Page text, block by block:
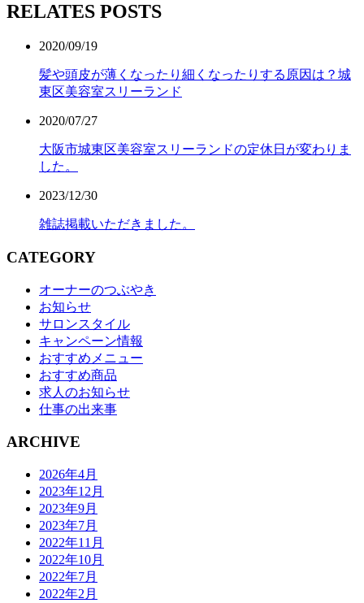
RELATES POSTS
2020/09/19
髪や頭皮が薄くなったり細くなったりする原因は？城
東区美容室スリーランド
2020/07/27
大阪市城東区美容室スリーランドの定休日が変わりま
した。
2023/12/30
雑誌掲載いただきました。
CATEGORY
オーナーのつぶやき
お知らせ
サロンスタイル
キャンペーン情報
おすすめメニュー
おすすめ商品
求人のお知らせ
仕事の出来事
ARCHIVE
2026年4月
2023年12月
2023年9月
2023年7月
2022年11月
2022年10月
2022年7月
2022年2月